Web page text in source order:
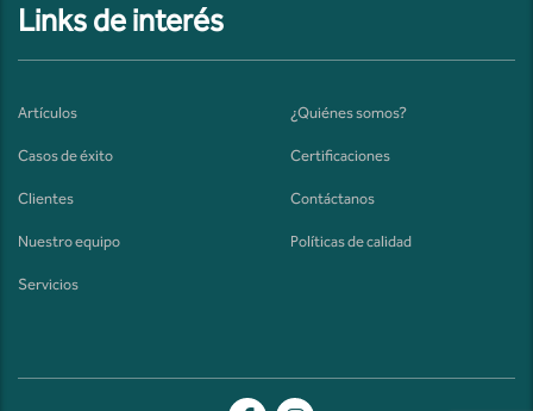
Links de interés
Artículos ¿Quiénes somos?
Casos de éxito Certificaciones
Clientes Contáctanos
Nuestro equipo Políticas de calidad
Servicios